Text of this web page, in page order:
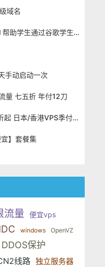
日本、美国堪萨斯与
地区。其 VPS 产品基
化架构，配备 NVMe
亚洲 VPS 月付低至 6
域名
是一家成立于2023年
务商，主营 VPS /
据中心覆盖中国香
地区。其 VPS 产品基
，主要分为亚洲和美
亚洲 VPS 月付低至 6
SheerID Verification Tool 帮助学生通过谷歌学生计划免费获得 Gemini Advanced
是一家成立于2023年
务商，主营 VPS /
据中心覆盖中国香
地区。其 VPS 产品基
，主要分为亚洲和美
亚洲 VPS 月付低至 6
是一家成立于2023年
务商，主营 VPS /
据中心覆盖中国香
地区。其 VPS 产品基
，主要分为亚洲和美
手动启动一次
是一家成立于2023年
务商，主营 VPS /
据中心覆盖中国香
地区。其 VPS 产品基
亚洲 VPS 月付低至 6
量 七五折 年付12刀
一家成立于2023年
务商，主营 VPS /
据中心覆盖中国香
化架构，配备 NVMe
亚洲 VPS 月付低至 6
LOCVPS 秋季促销全场7折起 日本/香港VPS季付63元
一家成立于2023年
务商，主营 VPS /
化架构，配备 NVMe
，主要分为亚洲和美
亚洲 VPS 月付低至 6
】套餐集
据中心覆盖中国香
架构，配备 NVMe
，主要分为亚洲和美
亚洲 VPS 月付低至 6
流量 便宜vps
windows OpenVZ
DDOS保护
线路 独立服务器